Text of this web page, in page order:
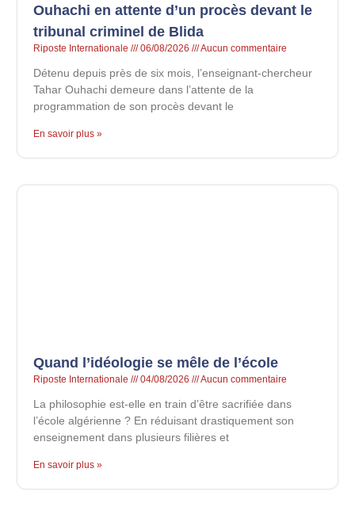
Ouhachi en attente d’un procès devant le
tribunal criminel de Blida
Riposte Internationale 06/08/2026 Aucun commentaire
Détenu depuis près de six mois, l’enseignant-chercheur
Tahar Ouhachi demeure dans l’attente de la
programmation de son procès devant le
En savoir plus »
Quand l’idéologie se mêle de l’école
Riposte Internationale 04/08/2026 Aucun commentaire
La philosophie est-elle en train d’être sacrifiée dans
l’école algérienne ? En réduisant drastiquement son
enseignement dans plusieurs filières et
En savoir plus »